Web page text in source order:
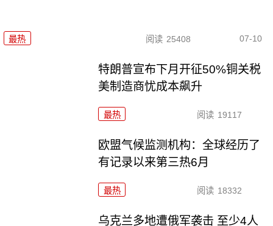
最热 阅读 25408 07-10
特朗普宣布下月开征50%铜关税
美制造商忧成本飙升
最热 阅读 19117
欧盟气候监测机构：全球经历了
有记录以来第三热6月
最热 阅读 18332
乌克兰多地遭俄军袭击 至少4人